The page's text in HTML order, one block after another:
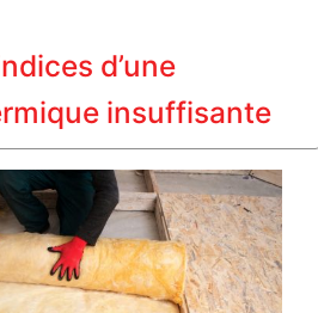
d’une
insuffisante